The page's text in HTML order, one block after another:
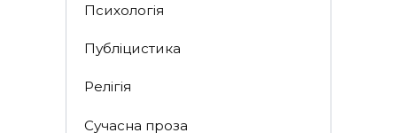
Психологія
Публіцистика
Релігія
Сучасна проза